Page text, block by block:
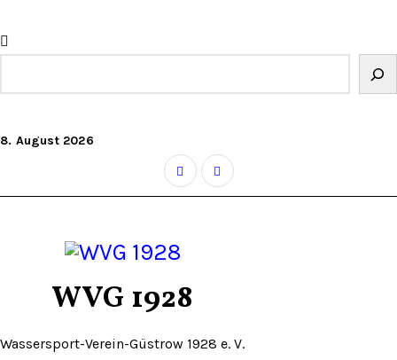
Inhalt
springen
8. August 2026
WVG 1928
Wassersport-Verein-Güstrow 1928 e. V.